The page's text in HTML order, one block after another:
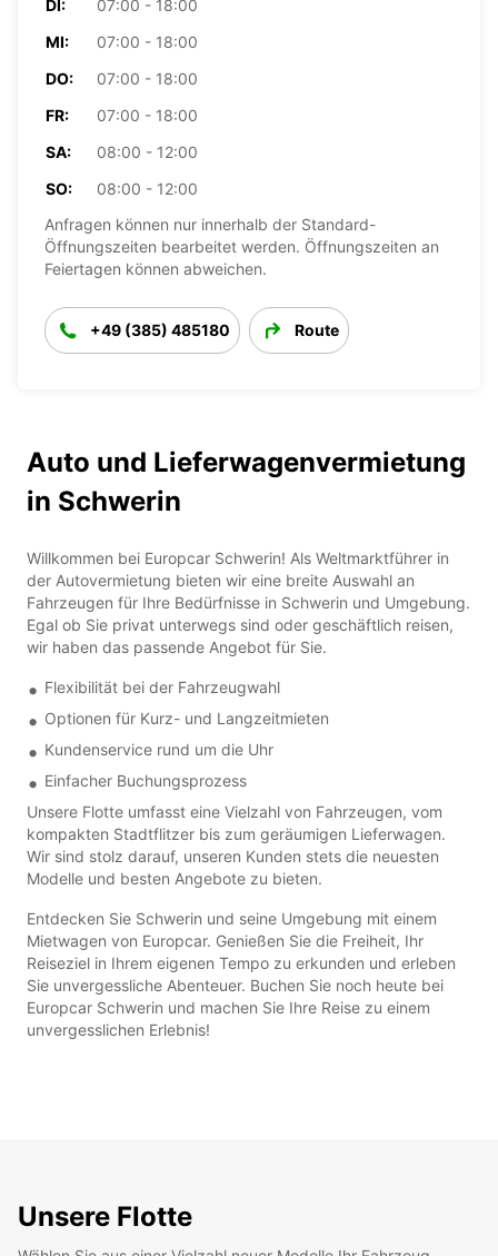
DI:
07:00 - 18:00
MI:
07:00 - 18:00
DO:
07:00 - 18:00
FR:
07:00 - 18:00
SA:
08:00 - 12:00
SO:
08:00 - 12:00
Anfragen können nur innerhalb der Standard-
Öffnungszeiten bearbeitet werden. Öffnungszeiten an
Feiertagen können abweichen.
+49 (385) 485180 Route
Auto und Lieferwagenvermietung
in Schwerin
Willkommen bei Europcar Schwerin! Als Weltmarktführer in
der Autovermietung bieten wir eine breite Auswahl an
Fahrzeugen für Ihre Bedürfnisse in Schwerin und Umgebung.
Egal ob Sie privat unterwegs sind oder geschäftlich reisen,
wir haben das passende Angebot für Sie.
Flexibilität bei der Fahrzeugwahl
Optionen für Kurz- und Langzeitmieten
Kundenservice rund um die Uhr
Einfacher Buchungsprozess
Unsere Flotte umfasst eine Vielzahl von Fahrzeugen, vom
kompakten Stadtflitzer bis zum geräumigen Lieferwagen.
Wir sind stolz darauf, unseren Kunden stets die neuesten
Modelle und besten Angebote zu bieten.
Entdecken Sie Schwerin und seine Umgebung mit einem
Mietwagen von Europcar. Genießen Sie die Freiheit, Ihr
Reiseziel in Ihrem eigenen Tempo zu erkunden und erleben
Sie unvergessliche Abenteuer. Buchen Sie noch heute bei
Europcar Schwerin und machen Sie Ihre Reise zu einem
unvergesslichen Erlebnis!
Unsere Flotte